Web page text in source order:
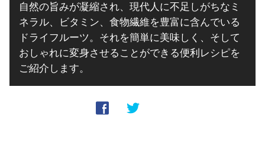
自然の旨みが凝縮され、現代人に不足しがちなミ
ネラル、ビタミン、食物繊維を豊富に含んでいる
ドライフルーツ。それを簡単に美味しく、そして
おしゃれに変身させることができる便利レシピを
ご紹介します。